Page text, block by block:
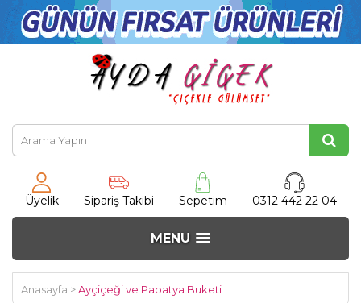
Üyelik Sipariş Takibi Sepetim 0312 442 22 04
MENU
Anasayfa >Ayçiçeği ve Papatya Buketi